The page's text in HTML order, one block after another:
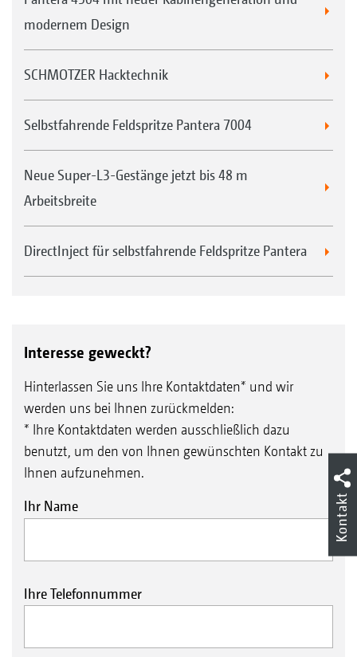
modernem Design
SCHMOTZER Hacktechnik
Selbstfahrende Feldspritze Pantera 7004
Neue Super-L3-Gestänge jetzt bis 48 m
Arbeitsbreite
DirectInject für selbstfahrende Feldspritze Pantera
Interesse geweckt?
Hinterlassen Sie uns Ihre Kontaktdaten* und wir
werden uns bei Ihnen zurückmelden:
* Ihre Kontaktdaten werden ausschließlich dazu
benutzt, um den von Ihnen gewünschten Kontakt zu
Ihnen aufzunehmen.
Ihr Name
Ihre Telefonnummer
Kontakt